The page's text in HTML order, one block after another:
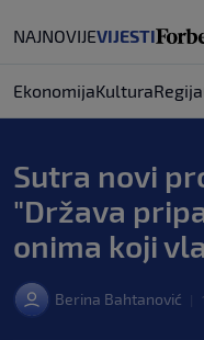
NAJNOVIJEVIJESTI
EkonomijaKulturaRegija
Sutra novi
"Država
onima koji
Berina Bahtanović